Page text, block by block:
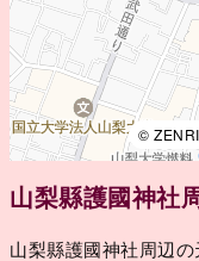
©
山梨縣護國神社
山梨縣護國神社周辺